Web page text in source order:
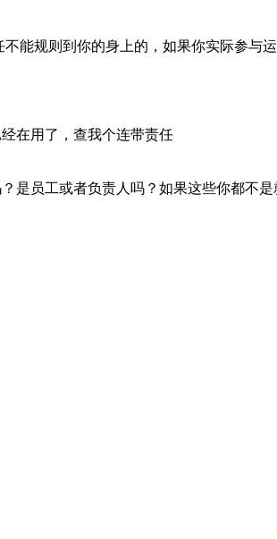
能规则到你的身上的，如果你实际参与
在用了，查我个连带责任
是员工或者负责人吗？如果这些你都不是